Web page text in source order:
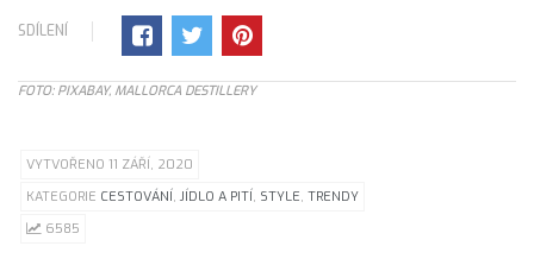
SDÍLENÍ
FOTO: PIXABAY, MALLORCA DESTILLERY
VYTVOŘENO 11 ZÁŘÍ, 2020
KATEGORIE CESTOVÁNÍ, JÍDLO A PITÍ, STYLE, TRENDY
6585